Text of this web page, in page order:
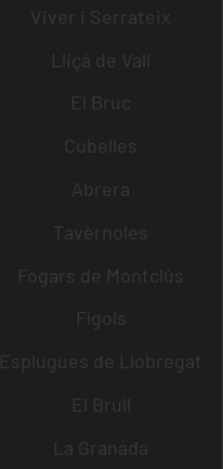
Viver i Serrateix
Lliçà de Vall
El Bruc
Cubelles
Abrera
Tavèrnoles
Fogars de Montclús
Fígols
Esplugues de Llobregat
El Brull
La Granada